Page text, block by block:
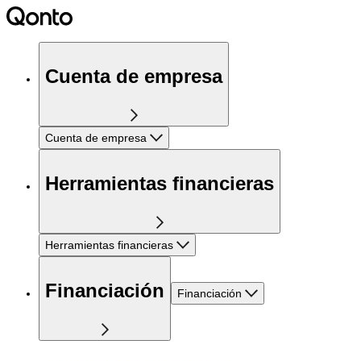
Cuenta de empresa
Cuenta de empresa
Herramientas financieras
Herramientas financieras
Financiación Financiación